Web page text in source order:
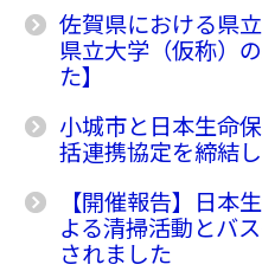
佐賀県における県
県立大学（仮称）
た】
小城市と日本生命
括連携協定を締結
【開催報告】日本
よる清掃活動とバ
されました